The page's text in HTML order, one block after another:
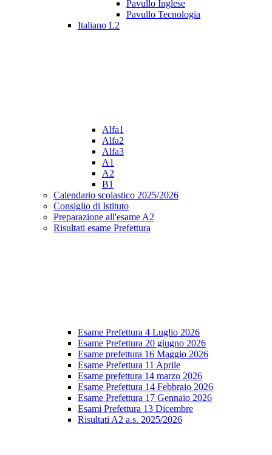
Pavullo Inglese
Pavullo Tecnologia
Italiano L2
Alfa1
Alfa2
Alfa3
A1
A2
B1
Calendario scolastico 2025/2026
Consiglio di Istituto
Preparazione all'esame A2
Risultati esame Prefettura
Esame Prefettura 4 Luglio 2026
Esame Prefettura 20 giugno 2026
Esame prefettura 16 Maggio 2026
Esame Prefettura 11 Aprile
Esame prefettura 14 marzo 2026
Esame Prefettura 14 Febbraio 2026
Esame Prefettura 17 Gennaio 2026
Esami Prefettura 13 Dicembre
Risultati A2 a.s. 2025/2026